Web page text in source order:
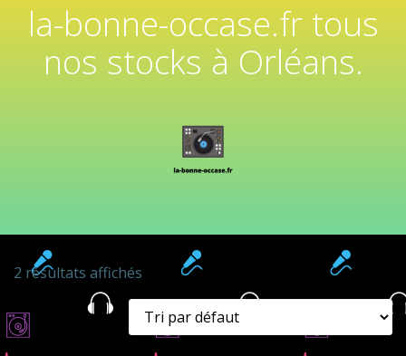
la-bonne-occase.fr tous
nos stocks à Orléans.
2 résultats affichés